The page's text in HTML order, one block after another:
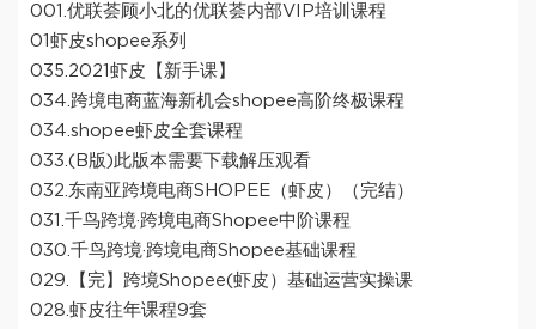
001.优联荟顾小北的优联荟内部VIP培训课程
01虾皮shopee系列
035.2021虾皮【新手课】
034.跨境电商蓝海新机会shopee高阶终极课程
034.shopee虾皮全套课程
033.(B版)此版本需要下载解压观看
032.东南亚跨境电商SHOPEE（虾皮）（完结）
031.千鸟跨境·跨境电商Shopee中阶课程
030.千鸟跨境·跨境电商Shopee基础课程
029.【完】跨境Shopee(虾皮）基础运营实操课
028.虾皮往年课程9套